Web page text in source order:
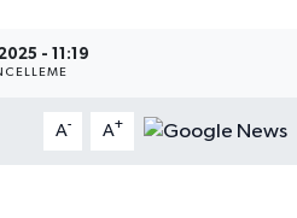
- 11:19
A- A+